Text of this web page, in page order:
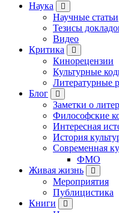
Наука
Научные статьи
Тезисы
Видео
Критика
Кинорецензии
Культурные
Литературные
Блог
Заметки о
Философские
Интересная
История
Современная
ФМО
Живая жизнь
Мероприятия
Публицистика
Книги